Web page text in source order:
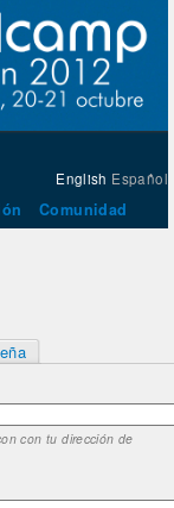
English Español
Comunidad
con tu dirección de